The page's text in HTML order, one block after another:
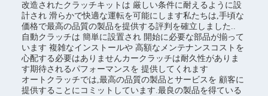
改造されたクラッチキットは 厳しい条件に耐えるように設
計され 滑らかで快適な運転を可能にします私たちは,手頃な
価格で最高の品質の製品を提供する評判を確立しました..
自動クラッチは 簡単に設置され 開始に必要な部品が揃って
います 複雑なインストールや 高額なメンテナンスコストを
心配する必要はありませんカークラッチは耐久性がありま
す期待されるパフォーマンスを 提供してくれます
オートクラッチでは,最高の品質の製品とサービスを 顧客に
提供することにコミットしています.最良の製品を得ている